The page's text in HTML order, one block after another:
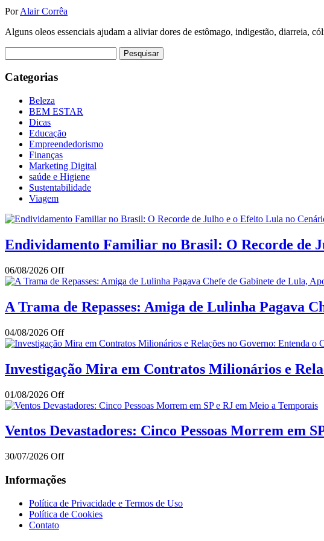
Por Alair Corrêa
Alguns oleos essenciais ajudam a aliviar dores de estômago, indigestão, diarreia,
por:
Categorias
Beleza
BEM ESTAR
Dicas
Educação
Empreendedorismo
Finanças
Marketing Digital
saúde e Higiene
Sustentabilidade
Viagem
Endividamento Familiar no Brasil: O Recorde de
06/08/2026 Off
A Trama de Repasses: Amiga de Lulinha Pagava
04/08/2026 Off
Investigação Mira em Contratos Milionários e
01/08/2026 Off
Ventos Devastadores: Cinco Pessoas Morrem em
30/07/2026 Off
Informações
Política de Privacidade e Termos de Uso
Política de Cookies
Contato